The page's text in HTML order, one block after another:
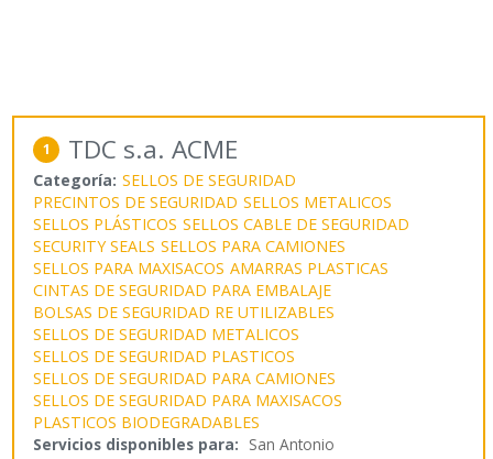
1 TDC s.a. ACME
Categoría: SELLOS DE SEGURIDAD
PRECINTOS DE SEGURIDAD SELLOS METALICOS
SELLOS PLÁSTICOS SELLOS CABLE DE SEGURIDAD
SECURITY SEALS SELLOS PARA CAMIONES
SELLOS PARA MAXISACOS AMARRAS PLASTICAS
CINTAS DE SEGURIDAD PARA EMBALAJE
BOLSAS DE SEGURIDAD RE UTILIZABLES
SELLOS DE SEGURIDAD METALICOS
SELLOS DE SEGURIDAD PLASTICOS
SELLOS DE SEGURIDAD PARA CAMIONES
SELLOS DE SEGURIDAD PARA MAXISACOS
PLASTICOS BIODEGRADABLES
Servicios disponibles para: San Antonio